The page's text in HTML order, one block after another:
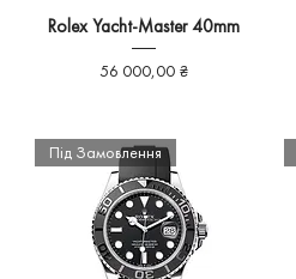
Rolex Yacht-Master 40mm
Ціна
56 000,00 ₴
Під Замовлення